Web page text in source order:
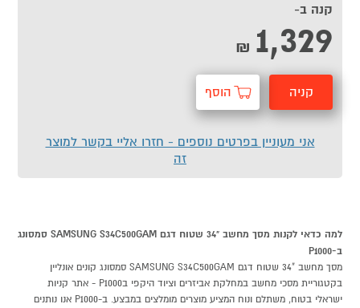
קנה ב-
1,329
₪
קניה הוסף
אני מעוניין בפרטים נוספים - חזרו אליי בקשר למוצר
זה
למה כדאי לקנות מסך מחשב "34 שטוח דגם SAMSUNG S34C500GAM סמסונג
ב-P1000
מסך מחשב "34 שטוח דגם SAMSUNG S34C500GAM סמסונג קונים אונליין
בקטגוריית מסכי מחשב במחלקת אביזרים וציוד היקפי בP1000 - אתר קניות
ישראלי בטוח, משתלם ונוח המציע מוצרים מומלצים במבצע. ב-P1000 אנו נותנים